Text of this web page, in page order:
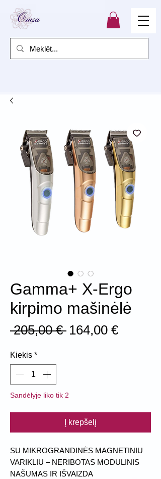
Gamma+ X-Ergo
kirpimo mašinėlė
205,00 € Įprastinė
164,00 €
Kiekis *
Sandėlyje liko tik 2
Į krepšelį
SU MIKROGRANDINĖS MAGNETINIU
VARIKLIU – NERIBOTAS MODULINIS
NAŠUMAS IR IŠVAIZDA